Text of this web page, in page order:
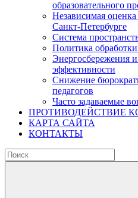
образовательного
Независимая оценка
Санкт-Петербурге
Система
Политика
Энергосбережения
эффективности
Снижение
педагогов
Часто задаваемые
ПРОТИВОДЕЙСТВИЕ
КАРТА САЙТА
КОНТАКТЫ